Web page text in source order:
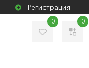
Регистрация
0 0